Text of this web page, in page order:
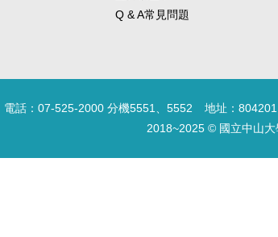
Q & A常見問題
電話：07-525-2000 分機5551、5552 地址：
2018~2025 © 國立中山